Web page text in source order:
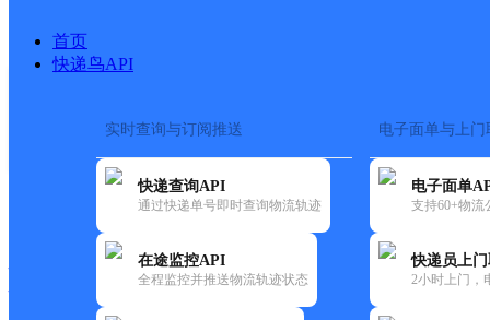
首页
快递鸟API
实时查询与订阅推送
快递查询API
通过快递单号即时查询物流轨迹
在途监控API
全程监控并推送物流轨迹状态
电子面单与上门
电子面单
支持60+物流
快递员上
2小时上门，
快运大全 快递时效